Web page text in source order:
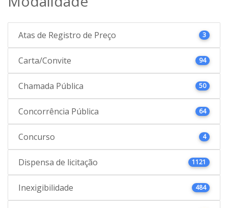
Atas de Registro de Preço 3
Carta/Convite 94
Chamada Pública 50
Concorrência Pública 64
Concurso 4
Dispensa de licitação 1121
Inexigibilidade 484